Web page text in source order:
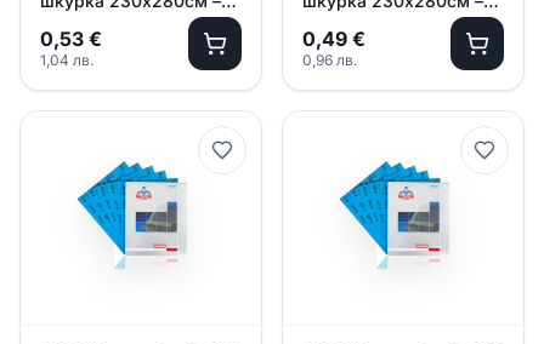
0,53 €
1,04 лв.
0,49 €
0,96 лв.